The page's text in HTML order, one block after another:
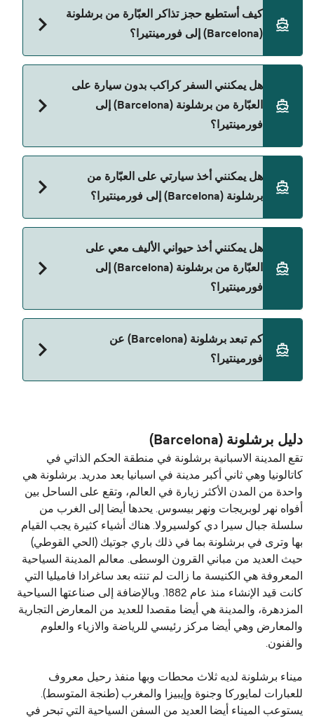
Balearia هي المشغّل الرئيسي للعبّارة من برشلونة
(Barcelona) إلى فورمينتيرا.
كيف أستطيع حجز تذاكر العبّارة من برشلونة
(Barcelona) إلى فورمينتيرا؟
صفحة العروض لمعرفة أحدث التخفيضات.
هل يمكنني السفر كراكب بدون سيارة على
العبّارة من برشلونة (Barcelona) إلى
فورمينتيرا؟
نعم، يمكنك السفر كراكب بدون سيارة من برشلونة
(Barcelona) إلى فورمينتيرا مع:
هل يمكنني أخذ سيارتي على العبّارة من
برشلونة (Barcelona) إلى فورمينتيرا؟
نعم، يمكنك السفر مع سيارتك على العبّارة من برشلونة
Balearia
هل يمكنني أخذ حيواني الأليف معي على
العبّارة من برشلونة (Barcelona) إلى
فورمينتيرا؟
إلى جواز سفر للحيوان. يرجى مراجعة تعليمات شركات
العبّارات بخصوص الحيوانات. حالياً يمكنك أخذ حيواناتك
الأليفة على العبّارة مع:
كم تبعد برشلونة (Barcelona) عن
فورمينتيرا؟
دليل برشلونة (Barcelona)
تقع المدينة الاسبانية برشلونة في منطقة الحكم الذاتي في
كاتالونيا وهي ثاني أكبر مدينة في اسبانيا بعد مدريد. برشلونة هي
واحدة من المدن الأكثر زيارة في العالم، وتقع على الساحل بين
أفواه نهر لوبريجات ​​ونهر بيسوس. يحدها أيضا إلى الغرب من
سلسلة جبال سيرا دي كولسيرولا. هناك أشياء كثيرة يجب القيام
بها وترى في برشلونة بما في ذلك باري جوتيك (الحي القوطي)
حيث العديد من مباني القرون الوسطى. معالم المدينة السياحية
المعروفة هي الكنيسة ما زالت لم تنته بعد ساغرادا فاميليا التي
كانت قيد الإنشاء منذ عام 1882. وبالإضافة إلى صناعتها السياحية
المزدهرة، والمدينة هي أيضا مقصدا للعديد من المعارض التجارية
والمعارض وهي أيضا مركز رئيسي للرياضة والازياء والعلوم
والفنون.
ميناء برشلونة لديه ثلاث محطات وبها منفذ رحيل معروف
للعبارات لمايوركا وجنوة وإيبيزا والمغرب (طنجة المتوسط).
يستوعب الميناء أيضا العديد من السفن السياحية التي تبحر في